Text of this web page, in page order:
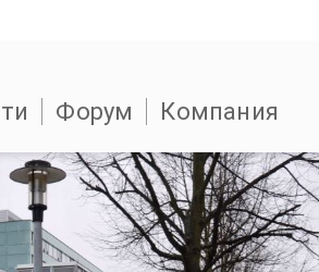
Форум Компания